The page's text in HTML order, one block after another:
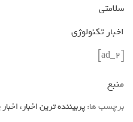
سلامتی
اخبار تکنولوژی
[ad_2]
منبع
برچسب ها:پربیننده ترین اخبار،